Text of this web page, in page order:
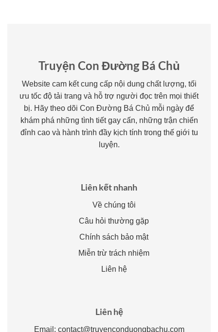
Truyện Con Đường Bá Chủ
Website cam kết cung cấp nội dung chất lượng, tối
ưu tốc độ tải trang và hỗ trợ người đọc trên mọi thiết
bị. Hãy theo dõi Con Đường Bá Chủ mỗi ngày để
khám phá những tình tiết gay cấn, những trận chiến
đỉnh cao và hành trình đầy kịch tính trong thế giới tu
luyện.
Liên kết nhanh
Về chúng tôi
Câu hỏi thường gặp
Chính sách bảo mật
Miễn trừ trách nhiệm
Liên hệ
Liên hệ
Email: contact@truyenconduongbachu.com